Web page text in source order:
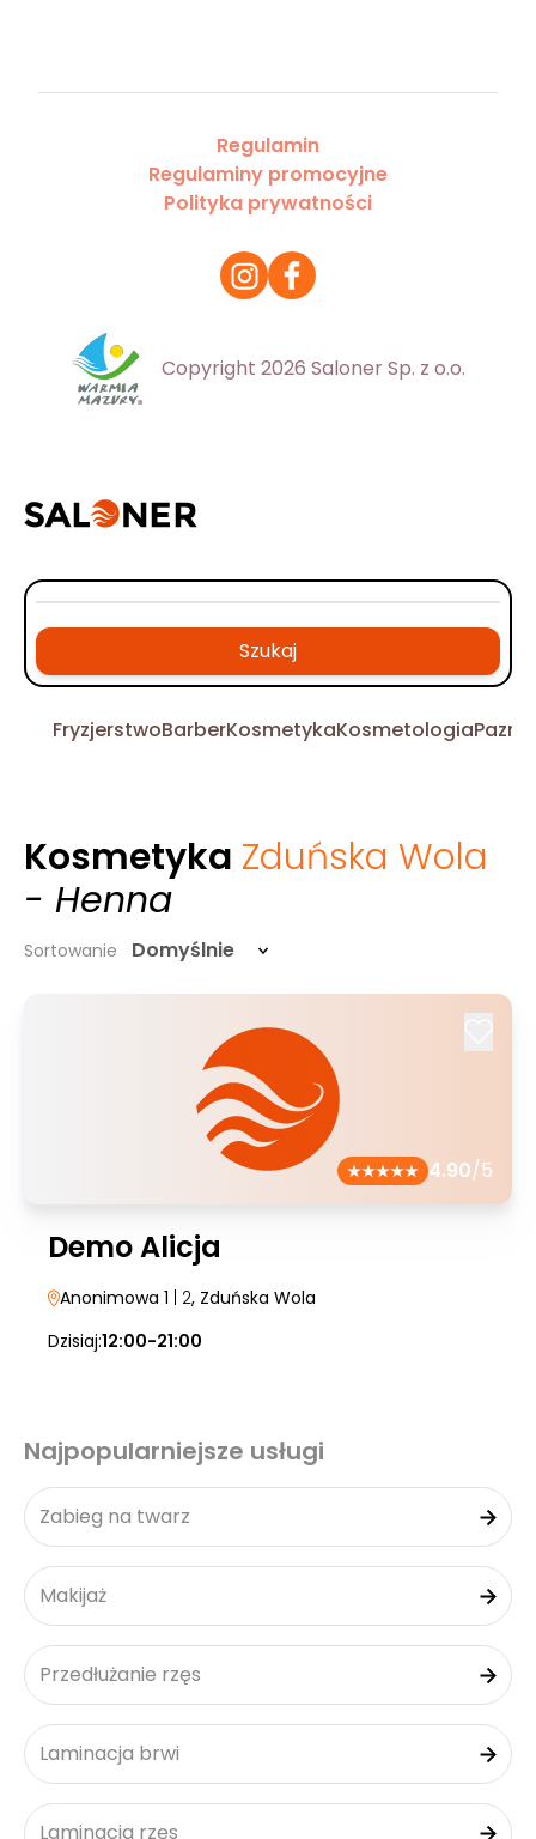
Regulamin
Regulaminy promocyjne
Polityka prywatności
Copyright 2026 Saloner Sp. z o.o.
Szukaj
FryzjerstwoBarberKosmetykaKosmetologia
Kosmetyka Zduńska Wola
- Henna
Sortowanie Domyślnie
4.90/5
Demo Alicja
Anonimowa 1 | 2, Zduńska Wola
Dzisiaj:12:00-21:00
Najpopularniejsze usługi
Zabieg na twarz
Makijaż
Przedłużanie rzęs
Laminacja brwi
Laminacja rzęs